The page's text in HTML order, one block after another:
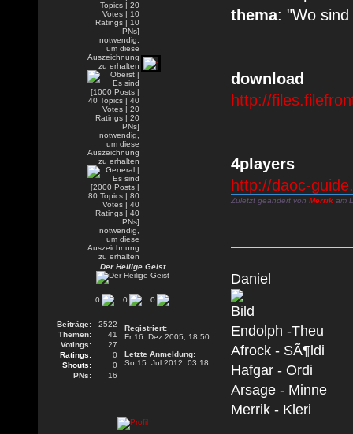
Der Heilige Geist
0 0 0
Beiträge:
2522
Themen:
41
Votings:
27
Ratings:
0
Shouts:
0
PNs:
16
Registriert:
Fr 16. Dez 2005, 18:50
Letzte Anmeldung:
So 15. Jul 2012, 03:18
thema: "Wo sind
download
http://
4players
http://daoc-
Zuletzt geändert von Merrik am
Daniel
Endolph -Theu
Afrock - SÃ¶ldi
Hafgar - Ordi
Arsage - Minne
Merrik - Kleri